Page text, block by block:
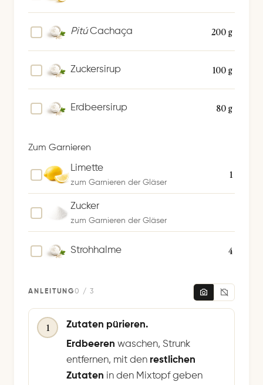
200 g
PitúCachaça
100 g
Zuckersirup
80 g
Erdbeersirup
Zum Garnieren
1
Limette
zum Garnieren der Gläser
Zucker
zum Garnieren der Gläser
4
Strohhalme
ANLEITUNG0 / 3
1
Zutaten pürieren.
Erdbeeren waschen, Strunk
entfernen, mit den restlichen
Zutaten in den Mixtopf geben